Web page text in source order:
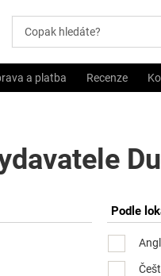
a platba Recenze
Podle